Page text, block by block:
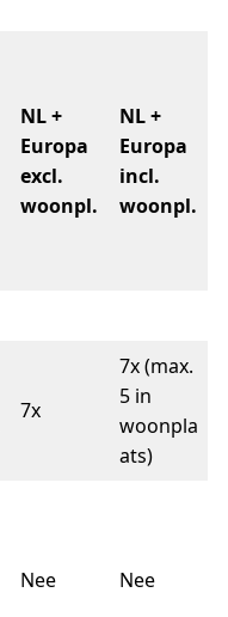
NL +
Europa
excl.
woonpl.
NL +
Europa
incl.
woonpl.
7x
7x (max.
5 in
woonpla
ats)
Nee Nee